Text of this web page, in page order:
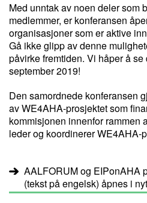
Med unntak av noen deler som
medlemmer, er konferansen
organisasjoner som er aktive
Gå ikke glipp av denne
påvirke fremtiden. Vi håper å
september 2019!
Den samordnede konferansen
av WE4AHA-prosjektet som
kommisjonen innenfor rammen
leder og koordinerer WE4AHA-
AALFORUM og EIPonAHA
(tekst på engelsk) åpnes i